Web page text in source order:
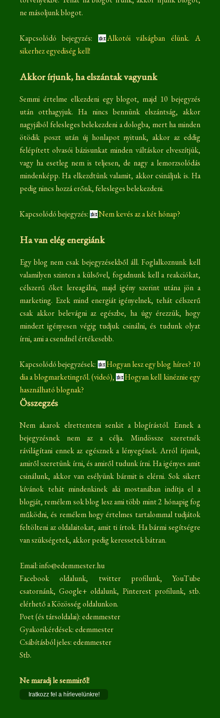
ne másoljunk blogot.
Kapcsolódó bejegyzés:
Alkotói válságban élünk. A
sikerhez egyediség kell!
Akkor írjunk, ha elszántak vagyunk
Semmi értelme elkezdeni egy blogot, majd 10 bejegyzés
után otthagyjuk. Ha nincs bennünk elszántság, akkor
nagyjából felesleges belekezdeni a dologba, mert ha minden
ötödik poszt után új honlapot nyitunk, akkor az eddig
felépített olvasói bázisunkat minden váltáskor elveszítjük,
vagy ha esetleg nem is teljesen, de nagy a lemorzsolódás
mindenképp. Ha elkezdtünk valamit, akkor csináljuk is. Ha
pedig nincs hozzá erőnk, felesleges belekezdeni.
Kapcsolódó bejegyzés: Nem kevés az a két hónap?
Ha van elég energiánk
Egy blog nem csak bejegyzésekből áll. Foglalkoznunk kell
valamilyen szinten a külsővel, fogadnunk kell a reakciókat,
célszerű őket lereagálni, majd igény szerint utána jön a
marketing. Ezek mind energiát igényelnek, tehát célszerű
csak akkor belevágni az egészbe, ha úgy érezzük, hogy
mindezt igényesen végig tudjuk csinálni, és tudunk olyat
írni, ami a csendnél értékesebb.
Kapcsolódó bejegyzések:
Hogyan lesz egy blog híres? 10
dia a blogmarketingről. (videó),
Hogyan kell kinéznie egy
használható blognak?
Összegzés
Nem akarok elrettenteni senkit a blogírástól. Ennek a
bejegyzésnek nem az a célja. Mindössze szeretnék
rávilágítani ennek az egésznek a lényegének. Arról írjunk,
amiről szeretünk írni, és amiről tudunk írni. Ha igényes amit
csinálunk, akkor van esélyünk bármit is elérni. Sok sikert
kívánok tehát mindenkinek aki mostanában indítja el a
blogját, remélem sok blog lesz ami több mint 2 hónapig fog
működni, és remélem hogy értelmes tartalommal tudjátok
feltölteni az oldalaitokat, amit ti írtok. Ha bármi segítségre
van szükségetek, akkor pedig keressetek bátran.
Email: info@edemmester.hu
Facebook oldalunk, twitter profilunk, YouTube
csatornánk, Google+ oldalunk, Pinterest profilunk, stb.
elérhető a Közösség oldalunkon.
Poet (és társoldalai): edemmester
Gyakorikérdések: edemmester
Csábításból jeles: edemmester
Stb.
Ne maradj le semmiről!
Iratkozz fel a hírlevelünkre!